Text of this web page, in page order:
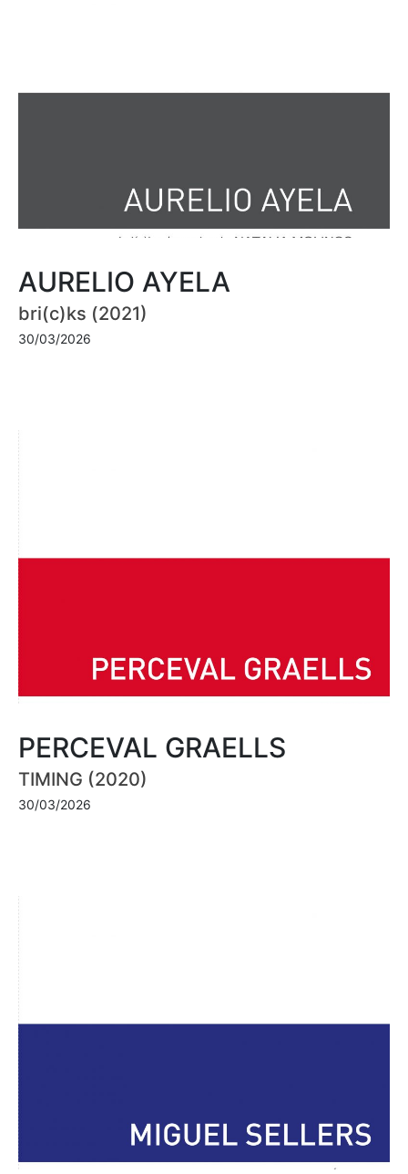
AURELIO AYELA
bri(c)ks (2021)
30/03/2026
PERCEVAL GRAELLS
TIMING (2020)
30/03/2026